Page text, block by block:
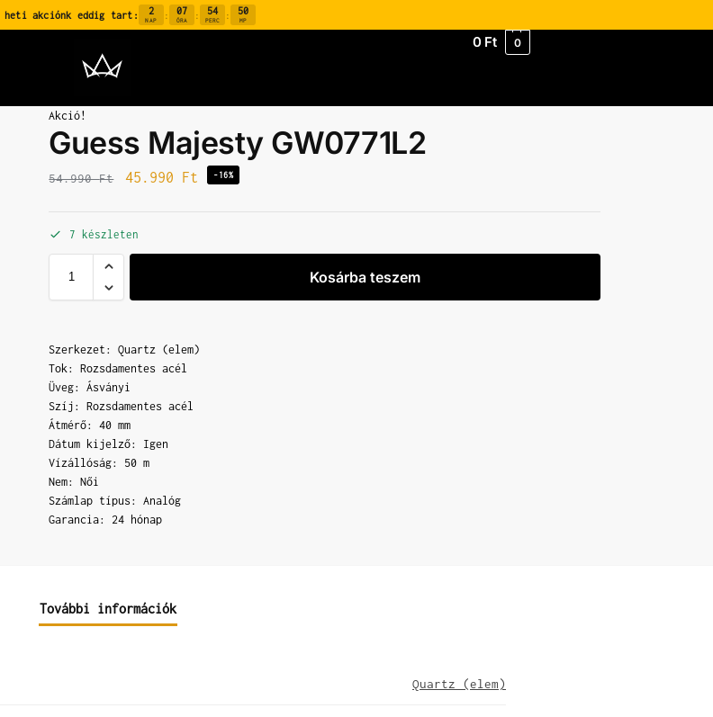
heti akciónk eddig tart: 2
NAP : 07
ÓRA : 54
PERC : 49
MP
0 Ft 0
Akció!
Guess Majesty GW0771L2
54.990Ft 45.990 Ft -16%
7 készleten
Kosárba teszem
Szerkezet: Quartz (elem)
Tok: Rozsdamentes acél
Üveg: Ásványi
Szíj: Rozsdamentes acél
Átmérő: 40 mm
Dátum kijelző: Igen
Vízállóság: 50 m
Nem: Női
Számlap típus: Analóg
Garancia: 24 hónap
További információk
Quartz (elem)